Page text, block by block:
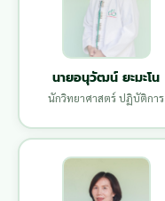
นายอนุวัฒน์ ยะมะโน
นักวิทยาศาสตร์ ปฏิบัติการ